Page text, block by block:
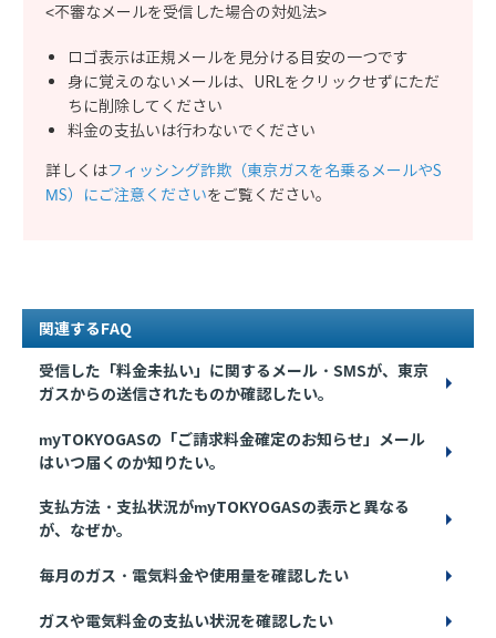
<不審なメールを受信した場合の対処法>
ロゴ表示は正規メールを見分ける目安の一つです
身に覚えのないメールは、URLをクリックせずにただ
ちに削除してください
料金の支払いは行わないでください
詳しくはフィッシング詐欺（東京ガスを名乗るメールやS
MS）にご注意くださいをご覧ください。
関連するFAQ
受信した「料金未払い」に関するメール・SMSが、東京
ガスからの送信されたものか確認したい。
myTOKYOGASの「ご請求料金確定のお知らせ」メール
はいつ届くのか知りたい。
支払方法・支払状況がmyTOKYOGASの表示と異なる
が、なぜか。
毎月のガス・電気料金や使用量を確認したい
ガスや電気料金の支払い状況を確認したい